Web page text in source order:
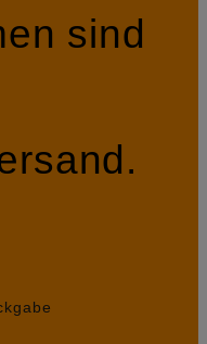
sind